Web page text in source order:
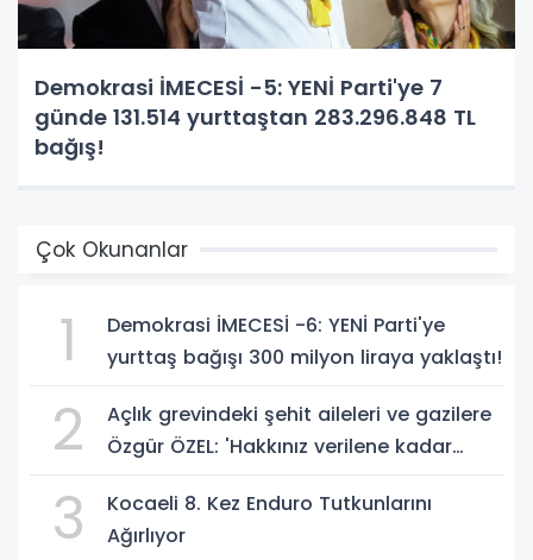
Demokrasi İMECESİ -5: YENİ Parti'ye 7
günde 131.514 yurttaştan 283.296.848 TL
bağış!
Çok Okunanlar
1
Demokrasi İMECESİ -6: YENİ Parti'ye
yurttaş bağışı 300 milyon liraya yaklaştı!
2
Açlık grevindeki şehit aileleri ve gazilere
Özgür ÖZEL: 'Hakkınız verilene kadar
3
Kocaeli 8. Kez Enduro Tutkunlarını
Ağırlıyor